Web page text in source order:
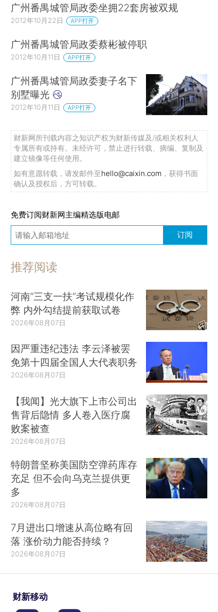
广州番禺城管局政委坐拥22套房被双规
2012年10月22日 APP打开
广州番禺城管局政委蔡彬被停职
2012年10月11日 APP打开
广州番禺城管局政委妻子名下
别墅曝光
2012年10月11日 APP打开
财新网所刊载内容之知识产权为财新传媒及/或相关权利人
专属所有或持有。未经许可，禁止进行转载、摘编、复制及
建立镜像等任何使用。
如有意愿转载，请发邮件至hello@caixin.com ，获得书面
确认及授权后，方可转载。
免费订阅财新网主编精选版电邮
订阅
推荐阅读
河南“三支一扶”考试规模化作
弊 内外勾结提前获取试卷
2026年08月07日
因严重违纪违法 李云泽被罢
免第十四届全国人大代表职务
2026年08月07日
【我闻】光大旗下上市公司出
售背后隐情 多人卷入医疗腐
败案被查
2026年08月07日
特朗普坚称美国防空弹药库存
充足 但不会向乌克兰提供更
多
2026年08月07日
7月进出口增速从高位略有回
落 涨价动力能否持续？
2026年08月07日
财新移动